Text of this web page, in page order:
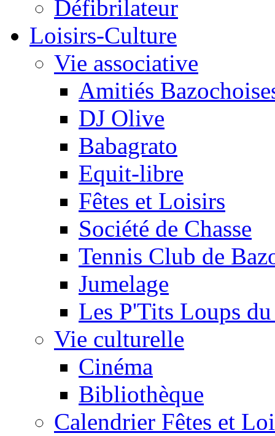
Défibrilateur
Loisirs-Culture
Vie associative
Amitiés
DJ Olive
Babagrato
Equit-libre
Fêtes et Loisirs
Société de Chasse
Tennis Club de
Jumelage
Les P'Tits Loups
Vie culturelle
Cinéma
Bibliothèque
Calendrier Fêtes et